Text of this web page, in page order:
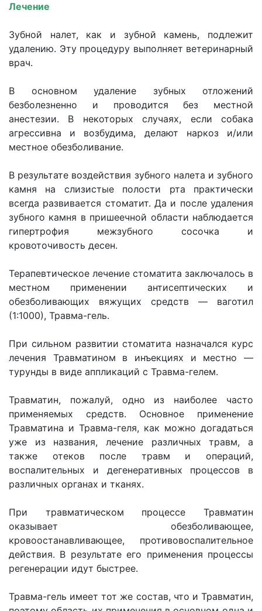
Лечение
Зубной налет, как и зубной камень, подлежит
удалению. Эту процедуру выполняет ветеринарный
врач.
В основном удаление зубных отложений
безболезненно и проводится без местной
анестезии. В некоторых случаях, если собака
агрессивна и возбудима, делают наркоз и/или
местное обезболивание.
В результате воздействия зубного налета и зубного
камня на слизистые полости рта практически
всегда развивается стоматит. Да и после удаления
зубного камня в пришеечной области наблюдается
гипертрофия межзубного сосочка и
кровоточивость десен.
Терапевтическое лечение стоматита заключалось в
местном применении антисептических и
обезболивающих вяжущих средств — ваготил
(1:1000), Травма-гель.
При сильном развитии стоматита назначался курс
лечения Травматином в инъекциях и местно —
турунды в виде аппликаций с Травма-гелем.
Травматин, пожалуй, одно из наиболее часто
применяемых средств. Основное применение
Травматина и Травма-геля, как можно догадаться
уже из названия, лечение различных травм, а
также отеков после травм и операций,
воспалительных и дегенеративных процессов в
различных органах и тканях.
При травматическом процессе Травматин
оказывает обезболивающее,
кровоостанавливающее, противовоспалительное
действия. В результате его применения процессы
регенерации идут быстрее.
Травма-гель имеет тот же состав, что и Травматин,